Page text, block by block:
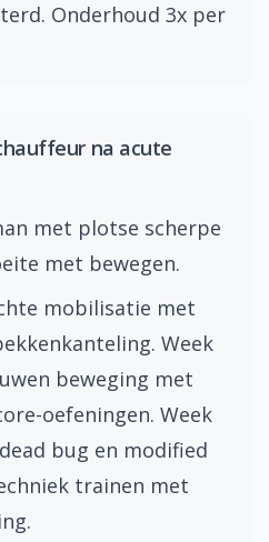
Onderhoud 3x per
na acute
met plotse scherpe
met bewegen.
mobilisatie met
Week
beweging met
oefeningen. Week
bug en modified
trainen met